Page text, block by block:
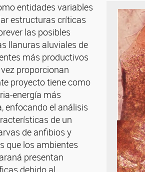
entidades variables
estructuras críticas
las posibles
llanuras aluviales de
más productivos
proporcionan
proyecto tiene como
más
enfocando el análisis
de un
de anfibios y
que los ambientes
presentan
debido al